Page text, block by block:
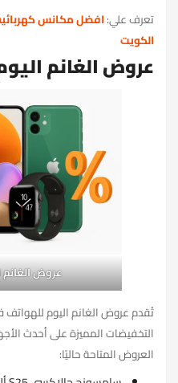
تعرف علي:افضل مكانس
الكويت
عروض الغانم
عروض الغانم
تُقدم عروض الغانم اليوم
العروض المتاحة حاليًا: